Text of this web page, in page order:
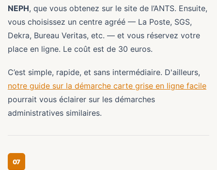
NEPH, que vous obtenez sur le site de l’ANTS. Ensuite,
vous choisissez un centre agréé — La Poste, SGS,
Dekra, Bureau Veritas, etc. — et vous réservez votre
place en ligne. Le coût est de 30 euros.
C’est simple, rapide, et sans intermédiaire. D'ailleurs,
notre guide sur la démarche carte grise en ligne facile
pourrait vous éclairer sur les démarches
administratives similaires.
07